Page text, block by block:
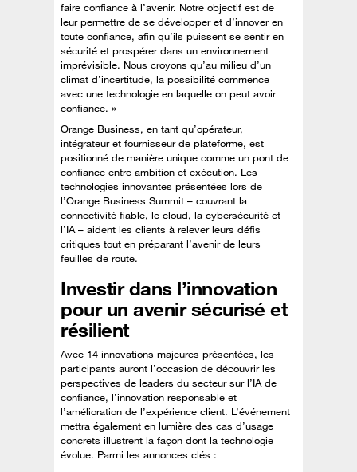
faire confiance à l’avenir. Notre objectif est de
leur permettre de se développer et d’innover en
toute confiance, afin qu’ils puissent se sentir en
sécurité et prospérer dans un environnement
imprévisible. Nous croyons qu’au milieu d’un
climat d’incertitude, la possibilité commence
avec une technologie en laquelle on peut avoir
confiance. »
Orange Business, en tant qu’opérateur,
intégrateur et fournisseur de plateforme, est
positionné de manière unique comme un pont de
confiance entre ambition et exécution. Les
technologies innovantes présentées lors de
l’Orange Business Summit – couvrant la
connectivité fiable, le cloud, la cybersécurité et
l’IA – aident les clients à relever leurs défis
critiques tout en préparant l’avenir de leurs
feuilles de route.
Investir dans l’innovation
pour un avenir sécurisé et
résilient
Avec 14 innovations majeures présentées, les
participants auront l’occasion de découvrir les
perspectives de leaders du secteur sur l’IA de
confiance, l’innovation responsable et
l’amélioration de l’expérience client. L’événement
mettra également en lumière des cas d’usage
concrets illustrent la façon dont la technologie
évolue. Parmi les annonces clés :